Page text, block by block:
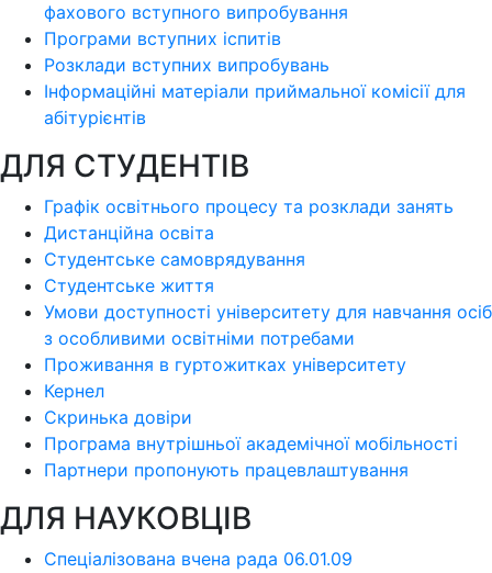
фахового вступного випробування
Програми вступних іспитів
Розклади вступних випробувань
Інформаційні матеріали приймальної комісії для
абітурієнтів
ДЛЯ СТУДЕНТІВ
Графік освітнього процесу та розклади занять
Дистанційна освіта
Студентське самоврядування
Студентське життя
Умови доступності університету для навчання осіб
з особливими освітніми потребами
Проживання в гуртожитках університету
Кернел
Скринька довіри
Програма внутрішньої академічної мобільності
Партнери пропонують працевлаштування
ДЛЯ НАУКОВЦІВ
Спеціалізована вчена рада 06.01.09